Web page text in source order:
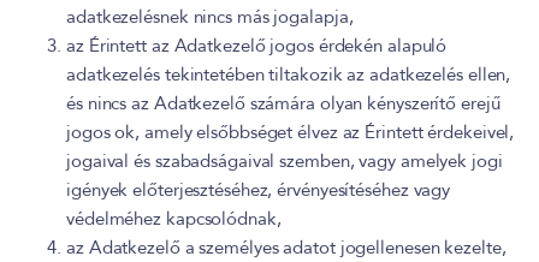
adatkezelésnek nincs más jogalapja,
az Érintett az Adatkezelő jogos érdekén alapuló
adatkezelés tekintetében tiltakozik az adatkezelés ellen,
és nincs az Adatkezelő számára olyan kényszerítő erejű
jogos ok, amely elsőbbséget élvez az Érintett érdekeivel,
jogaival és szabadságaival szemben, vagy amelyek jogi
igények előterjesztéséhez, érvényesítéséhez vagy
védelméhez kapcsolódnak,
az Adatkezelő a személyes adatot jogellenesen kezelte,